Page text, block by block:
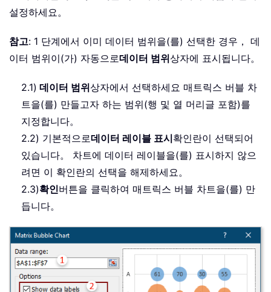
설정하세요。
참고: 1 단계에서 이미 데이터 범위을(를) 선택한 경우， 데
이터 범위이(가) 자동으로데이터 범위상자에 표시됩니다。
2.1) 데이터 범위상자에서 선택하세요 매트릭스 버블 차
트을(를) 만들고자 하는 범위(행 및 열 머리글 포함)를
지정합니다。
2.2) 기본적으로데이터 레이블 표시확인란이 선택되어
있습니다。 차트에 데이터 레이블을(를) 표시하지 않으
려면 이 확인란의 선택을 해제하세요。
2.3)확인버튼을 클릭하여 매트릭스 버블 차트을(를) 만
듭니다。